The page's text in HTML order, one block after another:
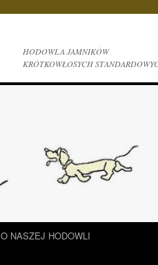
HODOWLA JAMNIKÓW
KRÓTKOWŁOSYCH
O NASZEJ HODOWLI